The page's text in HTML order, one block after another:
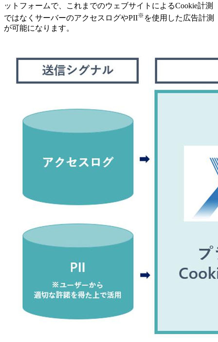
ットフォームで、これまでのウェブサイトによるCookie計測
ではなくサーバーのアクセスログやPII※ を使用した広告計測
が可能になります。